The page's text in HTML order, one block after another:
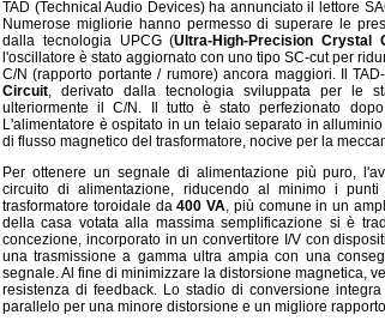
TAD (Technical Audio Devices) ha annunciato il lettore
Numerose migliorie hanno permesso di superare le
dalla tecnologia UPCG (Ultra-High-Precision Crystal
l'oscillatore è stato aggiornato con uno tipo SC-cut per
C/N (rapporto portante / rumore) ancora maggiori. Il
Circuit, derivato dalla tecnologia sviluppata per le
ulteriormente il C/N. Il tutto è stato perfezionato
L'alimentatore è ospitato in un telaio separato in
di flusso magnetico del trasformatore, nocive per la
Per ottenere un segnale di alimentazione più puro,
circuito di alimentazione, riducendo al minimo i
trasformatore toroidale da400 VA, più comune in un
della casa votata alla massima semplificazione si è
concezione, incorporato in un convertitore I/V con
una trasmissione a gamma ultra ampia con una
segnale. Al fine di minimizzare la distorsione magnetica,
resistenza di feedback. Lo stadio di conversione
parallelo per una minore distorsione e un migliore